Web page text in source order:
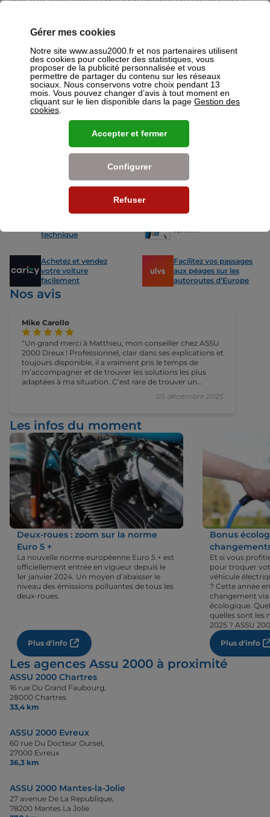
Nos offres pour les particuliers
Assurance Auto
de conducteurs. Jeunes permis,
conducteurs expérimentés,
malussés ou résiliés : nous avons
des solutions pour chacun.
-15% sur votre
technique
15min !
Achetez et vendez
votre voiture
facilement
Facilitez vos passages
aux péages sur les
autoroutes d’Europe
Nos avis
Mike Carollo
05 décembre 2025
Un grand merci à Matthieu, mon conseiller chez ASSU
2000 Dreux ! Professionnel, clair dans ses explications et
toujours disponible, il a vraiment pris le temps de
m’accompagner et de trouver les solutions les plus
adaptées à ma situation. C’est rare de trouver un
Les infos du moment
Deux-roues : zoom sur la norme
Euro 5 +
La nouvelle norme européenne Euro 5 + est
officiellement entrée en vigueur depuis le
1er janvier 2024. Un moyen d’abaisser le
niveau des émissions polluantes de tous les
deux-roues.
Plus d'info
Bonus
Et si vous
pour troquer
véhicule
? Cette année
changement
écologique.
quelles sont les
2025 ? ASSU
Plus d'info
Les agences Assu 2000 à proximité
ASSU 2000 Chartres
16 rue Du Grand Faubourg,
28000 Chartres
33,4 km
ASSU 2000 Evreux
60 rue Du Docteur Oursel,
27000 Evreux
36,3 km
ASSU 2000 Mantes-la-Jolie
27 avenue De La Republique,
78200 Mantes La Jolie
Gérer mes cookies
Notre site www.assu2000.fr et nos partenaires utilisent
des cookies pour collecter des statistiques, vous
proposer de la publicité personnalisée et vous
permettre de partager du contenu sur les réseaux
sociaux. Nous conservons votre choix pendant 13
mois. Vous pouvez changer d’avis à tout moment en
cliquant sur le lien disponible dans la page Gestion des
cookies
Refuser
Configurer
Accepter et fermer